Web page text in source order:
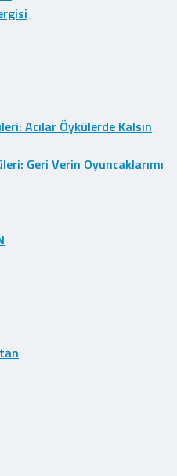
Acılar Öykülerde Kalsın
Geri Verin Oyuncaklarımı